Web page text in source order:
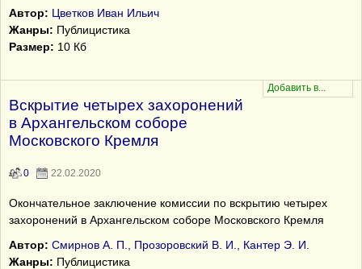
Автор: Цветков Иван Ильич
Жанры: Публицистика
Размер: 10 Кб
Вскрытие четырех захоронений
в Архангельском соборе
Московского Кремля
0 22.02.2020
Окончательное заключение комиссии по вскрытию четырех
захоронений в Архангельском соборе Московского Кремля
Автор: Смирнов А. П., Прозоровский В. И., Кантер Э. И.
Жанры: Публицистика